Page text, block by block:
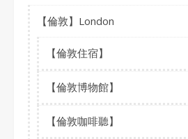
【倫敦】London
【倫敦住宿】
【倫敦博物館】
【倫敦咖啡聽】